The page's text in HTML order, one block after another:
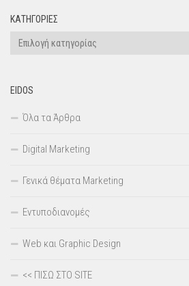
KΑΤΗΓΟΡΊΕΣ
Kατηγορίες
EIDOS
Όλα τα Άρθρα
Digital Marketing
Γενικά θέματα Marketing
Εντυποδιανομές
Web και Graphic Design
<< ΠΙΣΩ ΣΤΟ SITE